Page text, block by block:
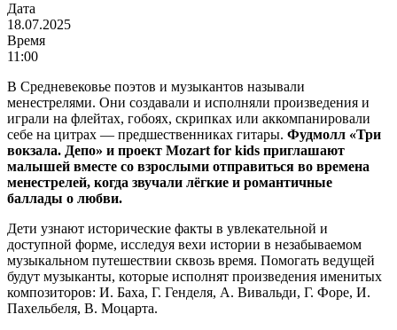
Дата
18.07.2025
Время
11:00
В Средневековье поэтов и музыкантов называли
менестрелями. Они создавали и исполняли произведения и
играли на флейтах, гобоях, скрипках или аккомпанировали
себе на цитрах — предшественниках гитары. Фудмолл «Три
вокзала. Депо» и проект Mozart for kids приглашают
малышей вместе со взрослыми отправиться во времена
менестрелей, когда звучали лёгкие и романтичные
баллады о любви.
Дети узнают исторические факты в увлекательной и
доступной форме, исследуя вехи истории в незабываемом
музыкальном путешествии сквозь время. Помогать ведущей
будут музыканты, которые исполнят произведения именитых
композиторов: И. Баха, Г. Генделя, А. Вивальди, Г. Форе, И.
Пахельбеля, В. Моцарта.